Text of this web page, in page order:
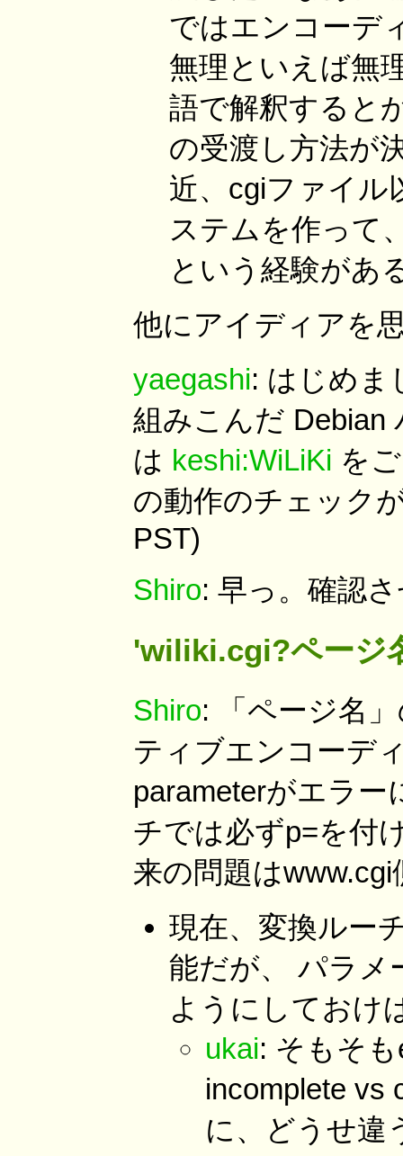
ではエンコーデ
無理といえば無
語で解釈すると
の受渡し方法が
近、cgiファイル
ステムを作って
という経験があ
他にアイディアを
yaegashi: はじめま
組みこんだ Debian
は keshi:WiLiKi を
の動作のチェック
PST)
Shiro: 早っ。確認
'wiliki.cgi?ページ
Shiro: 「ページ名
ティブエンコーデ
parameterがエラ
チでは必ずp=を付
来の問題は
現在、変換ルー
能だが、 パラメ
ようにしておけ
ukai: そもそ
incomplete vs
に、どうせ違